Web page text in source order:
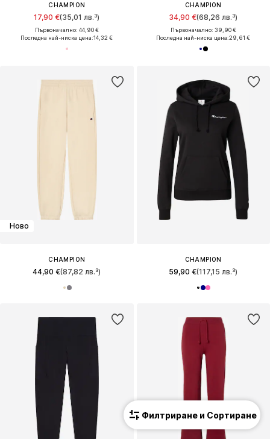
CHAMPION
17,90 €(35,01 лв.³)
Първоначално: 44,90 €
Последна най-ниска цена:14,32 €
CHAMPION
34,90 €(68,26 лв.³)
Първоначално: 39,90 €
Последна най-ниска цена:29,61 €
Ново
CHAMPION
44,90 €(87,82 лв.³)
CHAMPION
59,90 €(117,15 лв.³)
Филтриране и Сортиране